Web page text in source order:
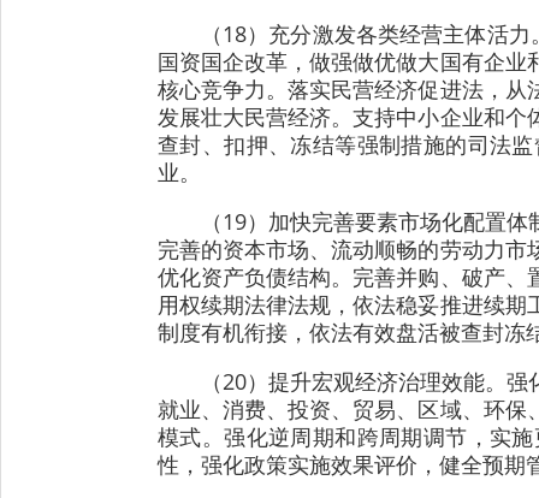
（18）充分激发各类经营主体活
国资国企改革，做强做优做大国有企
核心竞争力。落实民营经济促进法，
发展壮大民营经济。支持中小企业和
查封、扣押、冻结等强制措施的司法
业。
（19）加快完善要素市场化配置
完善的资本市场、流动顺畅的劳动力
优化资产负债结构。完善并购、破产
用权续期法律法规，依法稳妥推进续
制度有机衔接，依法有效盘活被查封冻
（20）提升宏观经济治理效能。
就业、消费、投资、贸易、区域、环
模式。强化逆周期和跨周期调节，实
性，强化政策实施效果评价，健全预